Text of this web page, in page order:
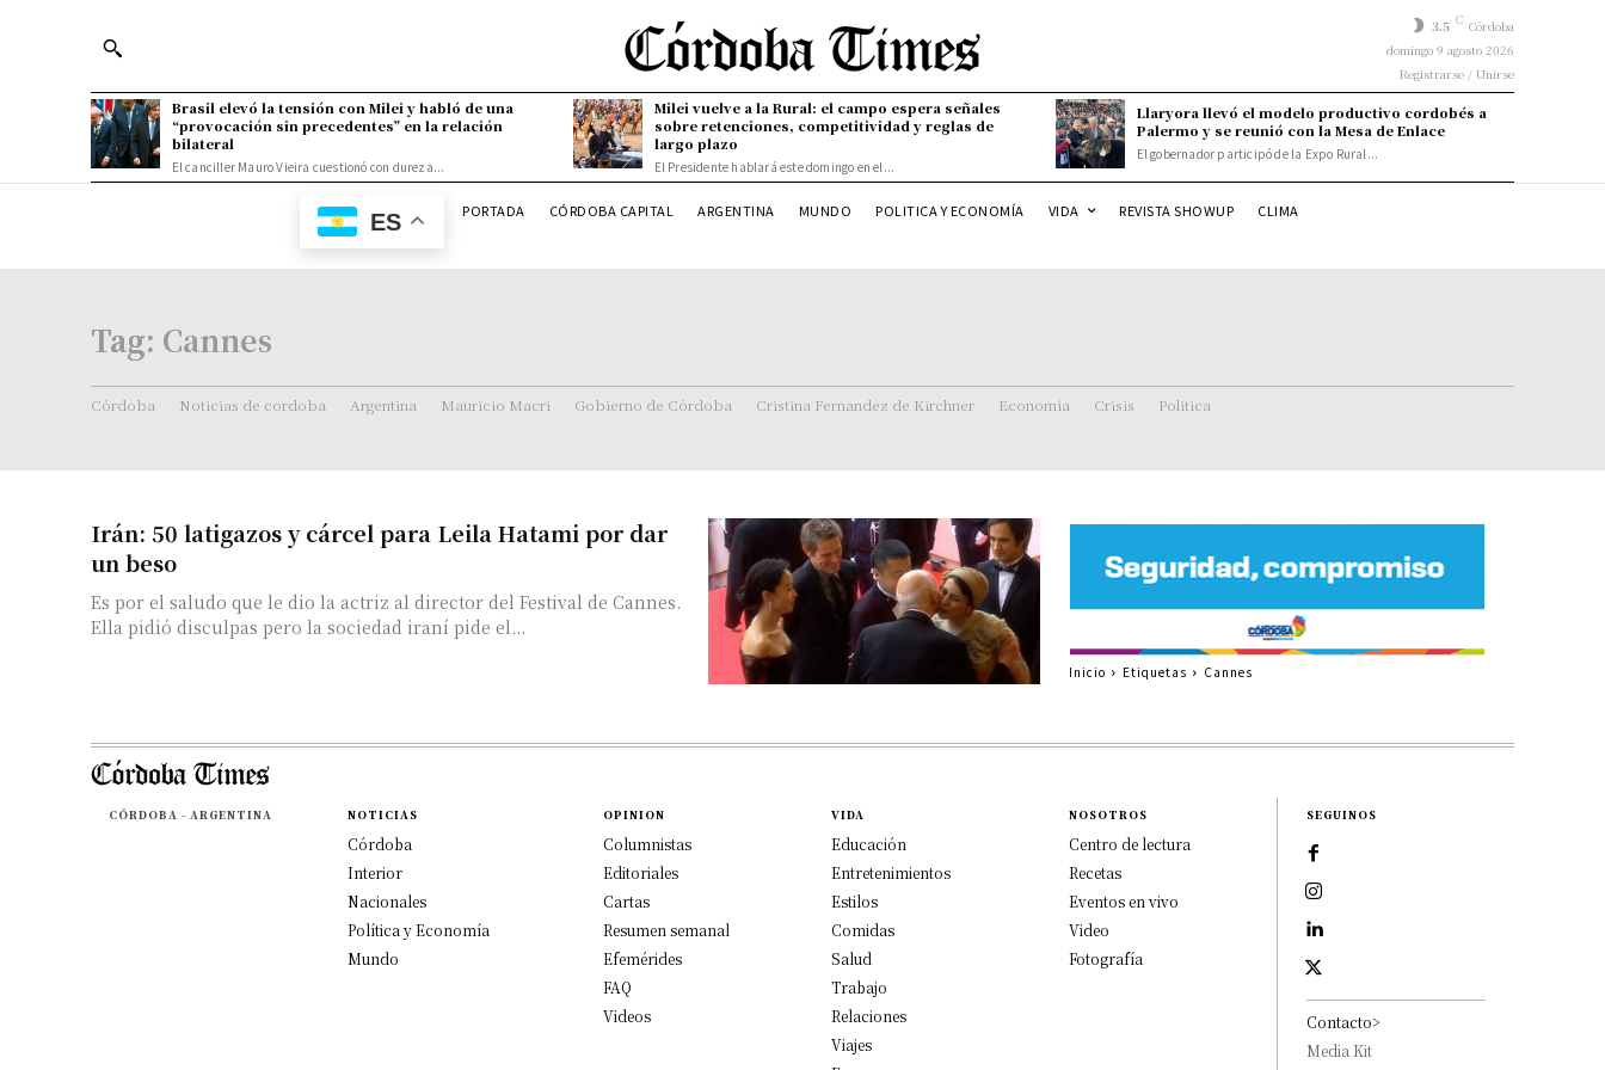
3.5 C Córdoba
domingo 9 agosto 2026
Registrarse / Unirse
Brasil elevó la tensión con Milei y habló de una
“provocación sin precedentes” en la relación
bilateral
El canciller Mauro Vieira cuestionó con dureza...
Milei vuelve a la Rural: el campo espera señales
sobre retenciones, competitividad y reglas de
largo plazo
El Presidente hablará este domingo en el...
Llaryora llevó el modelo productivo cordobés a
Palermo y se reunió con la Mesa de Enlace
El gobernador participó de la Expo Rural...
ES PORTADA CÓRDOBA CAPITAL ARGENTINA MUNDO POLITICA Y ECONOMÍA VIDA REVISTA SHOWUP CLIMA
Tag: Cannes
Córdoba Noticias de cordoba Argentina Mauricio Macri Gobierno de Córdoba Cristina Fernandez de Kirchner Economía Crisis Politica
Irán: 50 latigazos y cárcel para Leila Hatami por dar
un beso
Es por el saludo que le dio la actriz al director del Festival de Cannes.
Ella pidió disculpas pero la sociedad iraní pide el...
Inicio Etiquetas Cannes
CÓRDOBA - ARGENTINA NOTICIAS
Córdoba
Interior
Nacionales
Política y Economía
Mundo
OPINION
Columnistas
Editoriales
Cartas
Resumen semanal
Efemérides
FAQ
Videos
VIDA
Educación
Entretenimientos
Estilos
Comidas
Salud
Trabajo
Relaciones
Viajes
NOSOTROS
Centro de lectura
Recetas
Eventos en vivo
Video
Fotografía
SEGUINOS
Contacto>
Media Kit